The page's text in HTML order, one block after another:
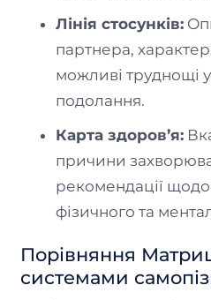
Лінія стосунків:
партнера,
можливі труднощі
подолання.
Карта здоров’я:
причини
рекомендації
фізичного та
Порівняння
системами